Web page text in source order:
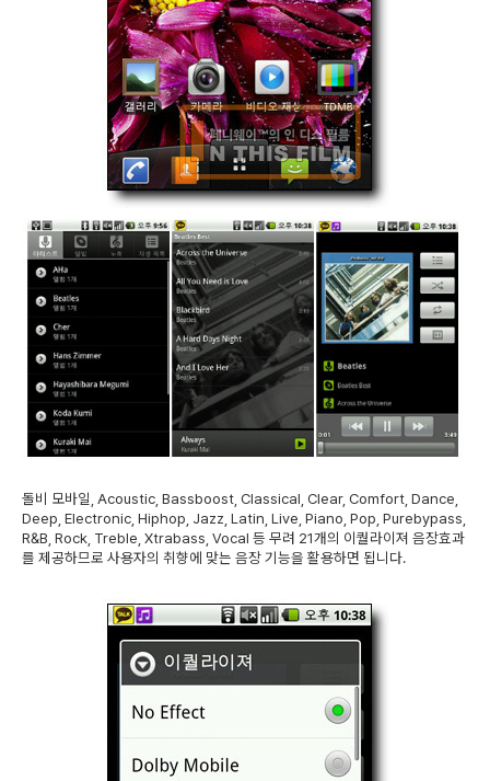
돌비 모바일, Acoustic, Bassboost, Classical, Clear, Comfort, Dance,
Deep, Electronic, Hiphop, Jazz, Latin, Live, Piano, Pop, Purebypass,
R&B, Rock, Treble, Xtrabass, Vocal 등 무려 21개의 이퀄라이져 음장효과
를 제공하므로 사용자의 취향에 맞는 음장 기능을 활용하면 됩니다.